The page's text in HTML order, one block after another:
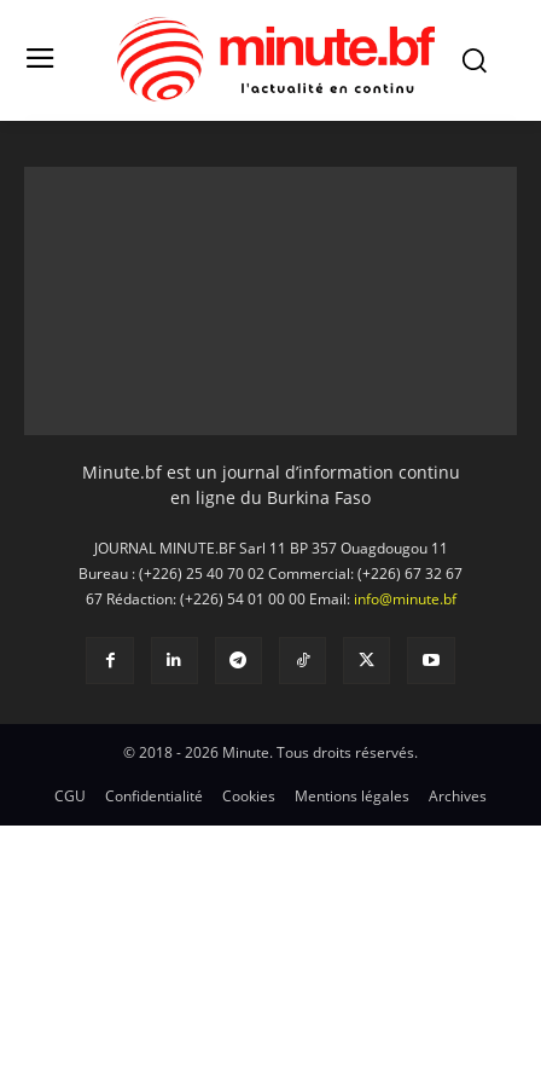
Minute.bf est un journal d’information continu
en ligne du Burkina Faso
JOURNAL MINUTE.BF Sarl 11 BP 357 Ouagdougou 11
Bureau : (+226) 25 40 70 02 Commercial: (+226) 67 32 67
67 Rédaction: (+226) 54 01 00 00 Email: info@minute.bf
© 2018 - 2026 Minute. Tous droits réservés.
CGU Confidentialité Cookies Mentions légales Archives